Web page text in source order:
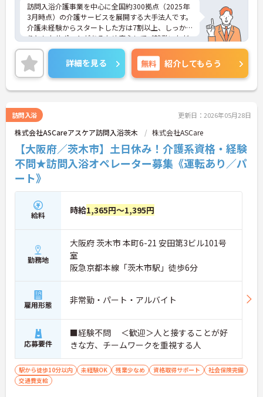
訪問入浴介護事業を中心に全国約300拠点（2025年
3月時点）の介護サービスを展開する大手法人です。
介護未経験からスタートした方は7割以上、しっか
りとしたサポートがあるため安心してご就業いただ
けます。お風呂に入れなくて困っている方に、手を
差し伸べてあげられるとてもやりがいのあるお仕事
です。ご興味ある方には、面接対策ポイントなど、
さらに詳細をお話しいたしますのでお気軽にご相談
ください！
詳細を見る 無料 紹介してもらう
訪問入浴 更新日：2026年05月28日
株式会社ASCareアスケア訪問入浴茨木 株式会社ASCare
【大阪府／茨木市】土日休み！介護系資格・経験
不問★訪問入浴オペレーター募集《運転あり／パ
ート》
給料 時給1,365円～1,395円
勤務地
大阪府 茨木市 本町6-21 安田第3ビル101号
室
阪急京都本線「茨木市駅」徒歩6分
雇用形態 非常勤・パート・アルバイト
応募要件
■経験不問 ＜歓迎＞人と接することが好
きな方、チームワークを重視する人
駅から徒歩10分以内 未経験OK 残業少なめ 資格取得サポート
社会保険完備
交通費支給